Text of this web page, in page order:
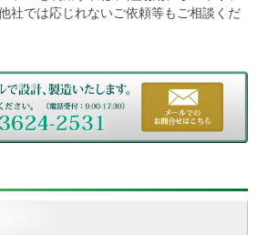
社では応じれないご依頼等もご相談くだ